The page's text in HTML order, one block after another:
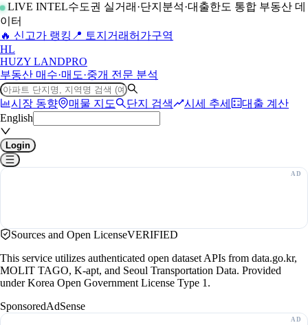
LIVE INTEL수도권 실거래·단지분석·대출한도 통합 부동산 데
이터
🔥 신고가 랭킹 📍 토지거래허가구역
HL
HUZY LANDPRO
부동산 매수·매도·중개 전문 분석
시장 동향 매물 지도 단지 검색 시세 추세
대출 계산
English
Login
Sources and Open LicenseVERIFIED
This service utilizes authenticated open dataset APIs from data.go.kr,
MOLIT TAGO, K-apt, and Seoul Transportation Data. Provided
under Korea Open Government License Type 1.
SponsoredAdSense